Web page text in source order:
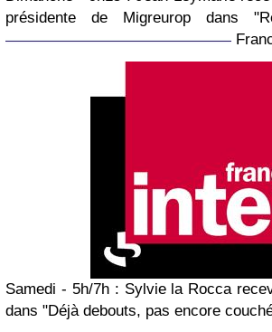
présidente de Migreurop dans
Samedi - 5h/7h: Sylvie la Rocca
dans "Déjà debouts, pas encore